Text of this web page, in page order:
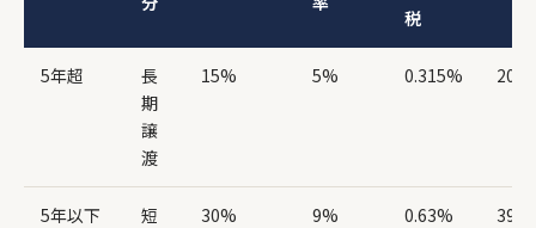
税
5年超
長
期
譲
渡
15% 5% 0.315%
5年以下
短
30% 9% 0.63%